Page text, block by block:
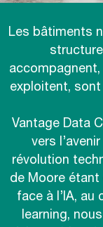
Les bâtiments
exploitent,
Vantage Data
vers
révolution
de Moore
face à l’IA,
learning,